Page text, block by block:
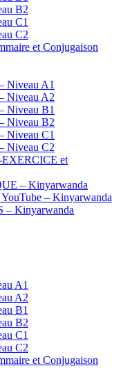
B2
C1
C2
et Conjugaison
Niveau A1
Niveau A2
Niveau B1
Niveau B2
Niveau C1
Niveau C2
et
– Kinyarwanda
– Kinyarwanda
– Kinyarwanda
A1
A2
B1
B2
C1
C2
et Conjugaison